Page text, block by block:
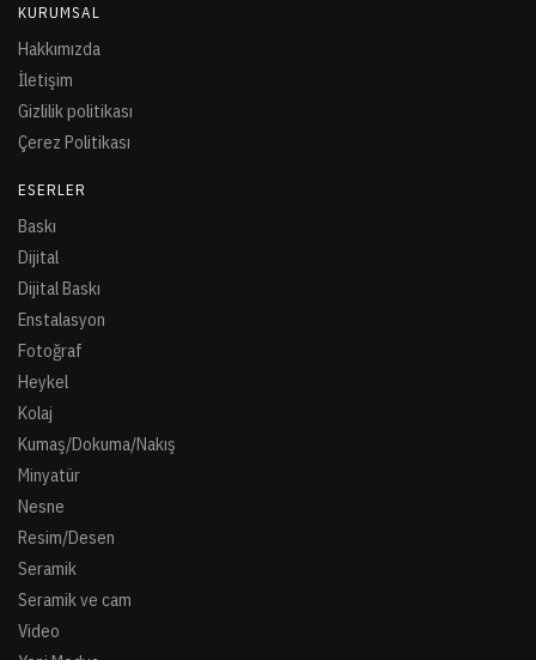
KURUMSAL
Hakkımızda
İletişim
Gizlilik politikası
Çerez Politikası
ESERLER
Baskı
Dijital
Dijital Baskı
Enstalasyon
Fotoğraf
Heykel
Kolaj
Kumaş/Dokuma/Nakış
Minyatür
Nesne
Resim/Desen
Seramik
Seramik ve cam
Video